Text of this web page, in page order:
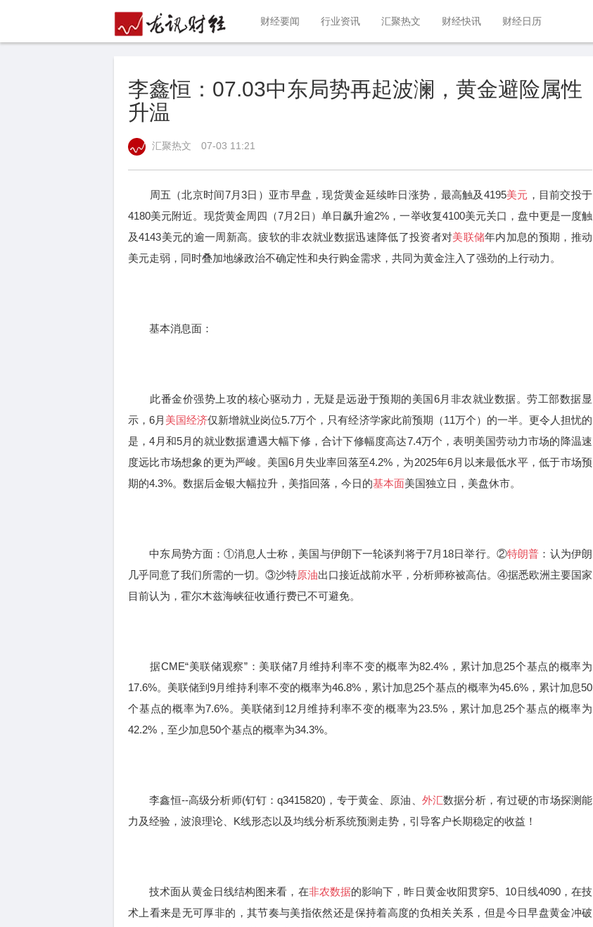
财经要闻 行业资讯 汇聚热文 财经快讯 财经日历
李鑫恒：07.03中东局势再起波澜，黄金避险属性
升温
汇聚热文 07-03 11:21
周五（北京时间7月3日）亚市早盘，现货黄金延续昨日涨势，最高触及4195美元 ，目前交投于
4180美元附近。现货黄金周四（7月2日）单日飙升逾2%，一举收复4100美元关口，盘中更是一度触
及4143美元的逾一周新高。疲软的非农就业数据迅速降低了投资者对美联储年内加息的预期，推动
美元走弱，同时叠加地缘政治不确定性和央行购金需求，共同为黄金注入了强劲的上行动力。
基本消息面：
此番金价强势上攻的核心驱动力，无疑是远逊于预期的美国6月非农就业数据。劳工部数据显
示，6月 美国经济仅新增就业岗位5.7万个，只有经济学家此前预期（11万个）的一半。更令人担忧的
是，4月和5月的就业数据遭遇大幅下修，合计下修幅度高达7.4万个，表明美国劳动力市场的降温速
度远比市场想象的更为严峻。美国6月失业率回落至4.2%，为2025年6月以来最低水平，低于市场预
期的4.3%。数据后金银大幅拉升，美指回落，今日的基本面美国独立日，美盘休市。
中东局势方面：①消息人士称，美国与伊朗下一轮谈判将于7月18日举行。②特朗普 ：认为伊朗
几乎同意了我们所需的一切。③沙特原油出口接近战前水平，分析师称被高估。④据悉欧洲主要国家
目前认为，霍尔木兹海峡征收通行费已不可避免。
据CME“美联储观察”：美联储7月维持利率不变的概率为82.4%，累计加息25个基点的概率为
17.6%。美联储到9月维持利率不变的概率为46.8%，累计加息25个基点的概率为45.6%，累计加息50
个基点的概率为7.6%。美联储到12月维持利率不变的概率为23.5%，累计加息25个基点的概率为
42.2%，至少加息50个基点的概率为34.3%。
李鑫恒--高级分析师(钉钉：q3415820)，专于黄金、原油、 外汇数据分析，有过硬的市场探测能
力及经验，波浪理论、K线形态以及均线分析系统预测走势，引导客户长期稳定的收益！
技术面从黄金日线结构图来看，在非农数据的影响下，昨日黄金收阳贯穿5、10日线4090，在技
术上看来是无可厚非的，其节奏与美指依然还是保持着高度的负相关关系，但是今日早盘黄金冲破